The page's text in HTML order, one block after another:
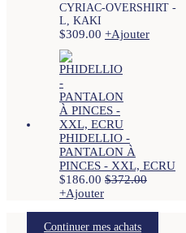
CYRIAC-OVERSHIRT -
L, KAKI
$309.00 +Ajouter
PHIDELLIO -
PANTALON À
PINCES - XXL, ECRU
$186.00 $372.00
+Ajouter
Continuer mes achats